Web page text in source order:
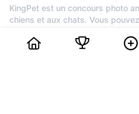
KingPet est un concours photo
chiens et aux chats. Vous
des prix dans une communauté